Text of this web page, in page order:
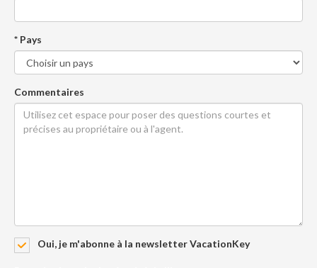
* Pays
Commentaires
Oui, je m'abonne à la newsletter VacationKey